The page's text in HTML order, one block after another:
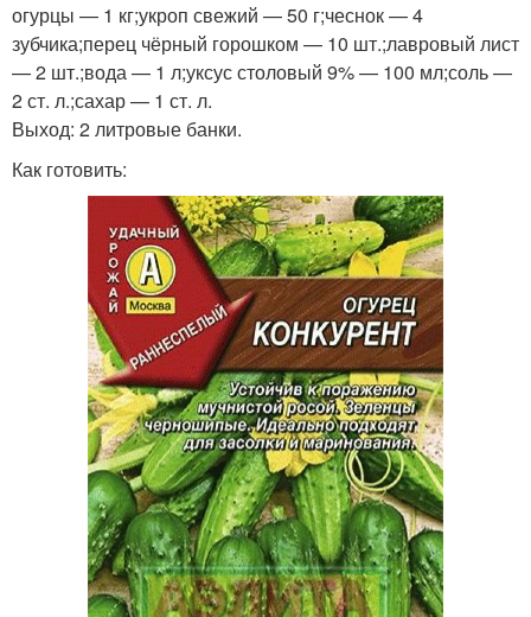
огурцы — 1 кг;укроп свежий — 50 г;чеснок — 4
зубчика;перец чёрный горошком — 10 шт.;лавровый лист
— 2 шт.;вода — 1 л;уксус столовый 9% — 100 мл;соль —
2 ст. л.;сахар — 1 ст. л.
Выход: 2 литровые банки.
Как готовить: